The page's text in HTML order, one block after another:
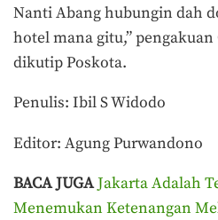
Nanti Abang hubungin dah
hotel mana gitu,”
dikutip Poskota.
Penulis: Ibil S Widodo
Editor: Agung Purwandono
BACA JUGAJakarta Adalah
Menemukan Ketenangan